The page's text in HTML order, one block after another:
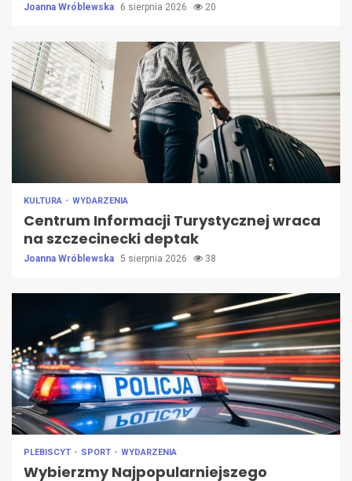
Joanna Wróblewska 6 sierpnia 2026 20
KULTURA WYDARZENIA
Centrum Informacji Turystycznej wraca
na szczecinecki deptak
Joanna Wróblewska 5 sierpnia 2026 38
PLEBISCYT SPORT WYDARZENIA
Wybierzmy Najpopularniejszego